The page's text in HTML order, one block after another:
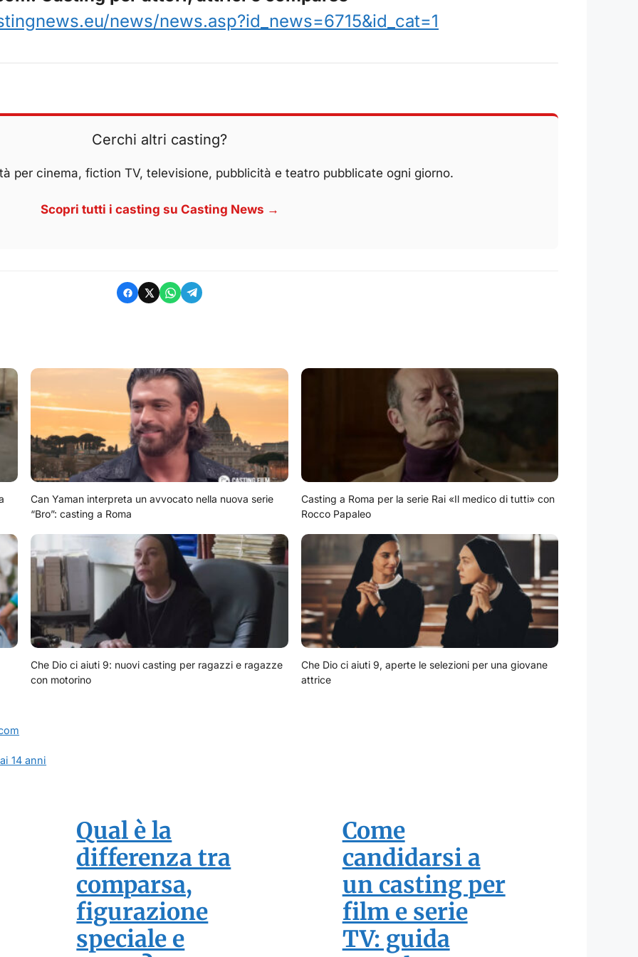
news/news.asp?id_news=6715&id_cat=1
Cerchi altri casting?
per cinema, fiction TV, televisione, pubblicità e teatro pubblicate ogni giorno.
Scopri tutti i casting su Casting News →
Can Yaman interpreta un avvocato nella nuova serie
“Bro”: casting a Roma
Casting a Roma per la serie Rai «Il medico di tutti» con
Rocco Papaleo
Che Dio ci aiuti 9: nuovi casting per ragazzi e ragazze
con motorino
Che Dio ci aiuti 9, aperte le selezioni per una giovane
attrice
14 anni
Qual è la
differenza tra
comparsa,
figurazione
speciale e
Come
candidarsi a
un casting per
film e serie
TV: guida